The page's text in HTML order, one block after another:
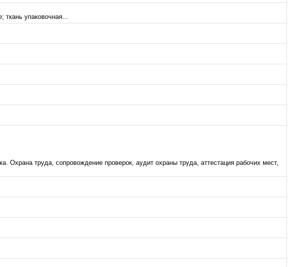
ткань упаковочная...
Охрана труда, сопровождение проверок, аудит охраны труда, аттестация рабочих мест,